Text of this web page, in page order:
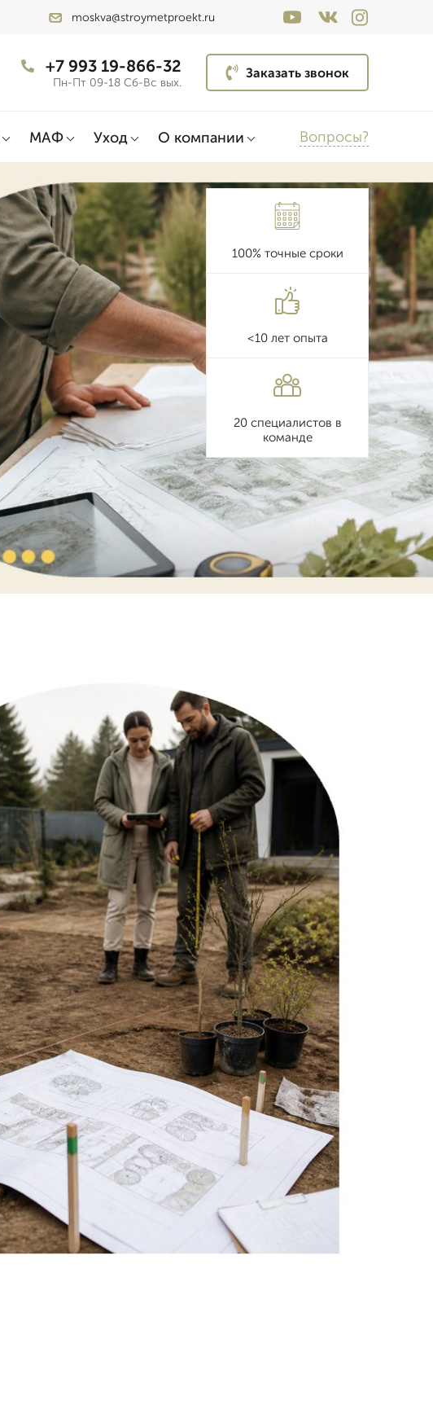
moskva@stroymetproekt.ru
+7 993 19-866-32
Пн-Пт 09-18 Сб-Вс вых.
Заказать звонок
МАФ Уход О компании Вопросы?
100% точные сроки
<10 лет опыта
20 специалистов в
команде